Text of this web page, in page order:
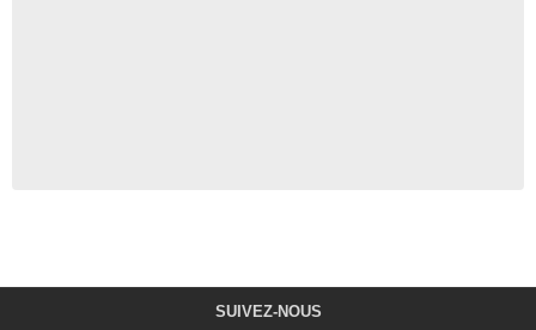
SUIVEZ-NOUS